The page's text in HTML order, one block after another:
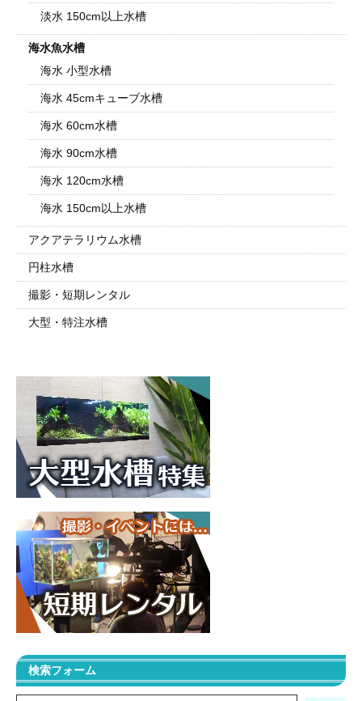
淡水 150cm以上水槽
海水魚水槽
海水 小型水槽
海水 45cmキューブ水槽
海水 60cm水槽
海水 90cm水槽
海水 120cm水槽
海水 150cm以上水槽
アクアテラリウム水槽
円柱水槽
撮影・短期レンタル
大型・特注水槽
検索フォーム